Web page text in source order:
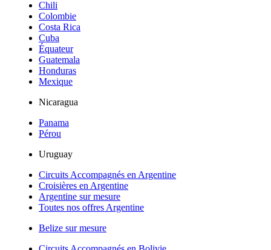
Chili
Colombie
Costa Rica
Cuba
Équateur
Guatemala
Honduras
Mexique
Nicaragua
Panama
Pérou
Uruguay
Circuits Accompagnés en Argentine
Croisières en Argentine
Argentine sur mesure
Toutes nos offres Argentine
Belize sur mesure